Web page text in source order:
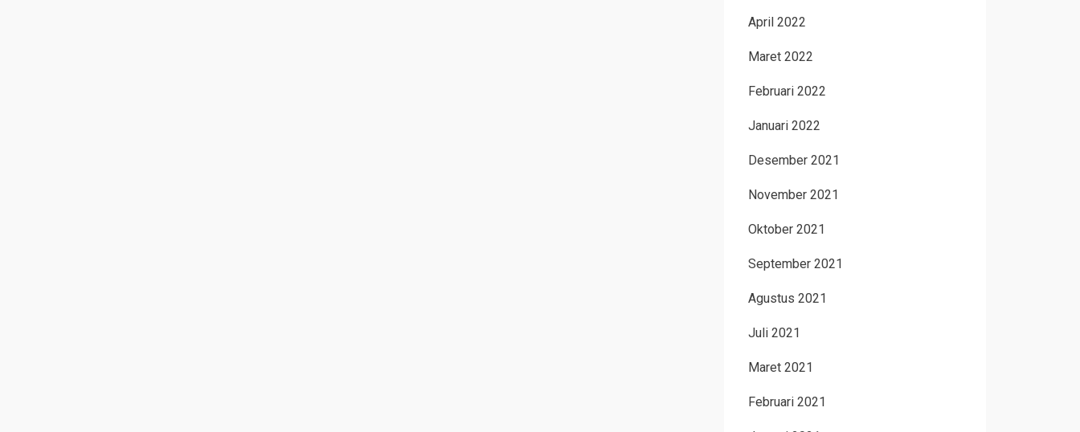
April 2022
Maret 2022
Februari 2022
Januari 2022
Desember 2021
November 2021
Oktober 2021
September 2021
Agustus 2021
Juli 2021
Maret 2021
Februari 2021